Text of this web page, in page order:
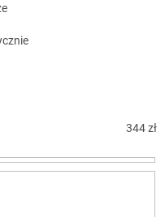
344zł